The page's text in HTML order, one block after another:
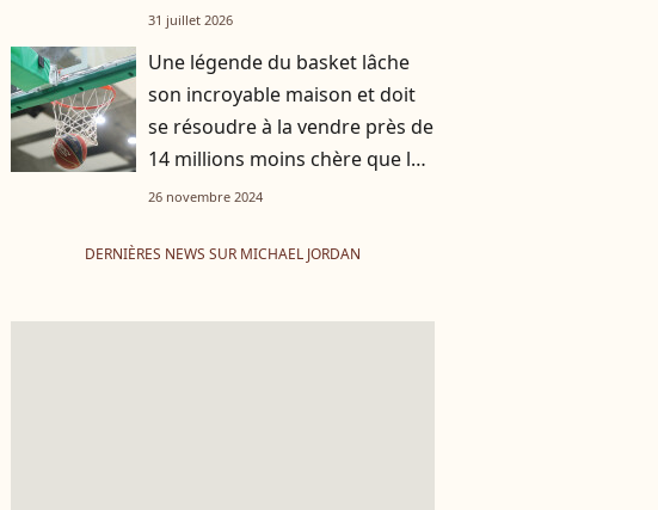
dans un cadre spectatulaire
31 juillet 2026
Une légende du basket lâche
son incroyable maison et doit
se résoudre à la vendre près de
14 millions moins chère que le
prix de vente
26 novembre 2024
DERNIÈRES NEWS SUR MICHAEL JORDAN